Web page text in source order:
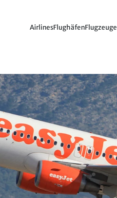
AirlinesFlughäfenFlugzeuge